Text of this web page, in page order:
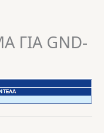
ΓΙΑ GND-